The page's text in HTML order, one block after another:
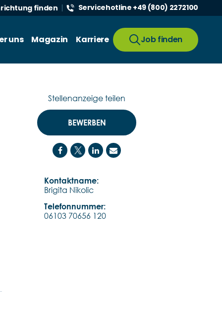
finden Servicehotline +49 (800) 2272100
uns Magazin Karriere Job finden
BEWERBEN
Kontaktname:
Brigita Nikolic
Telefonnummer:
06103 70656 120
Stellenanzeige teilen